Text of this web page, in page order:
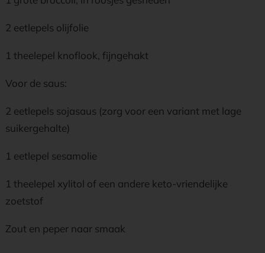
2 eetlepels olijfolie
1 theelepel knoflook, fijngehakt
Voor de saus:
2 eetlepels sojasaus (zorg voor een variant met lage
suikergehalte)
1 eetlepel sesamolie
1 theelepel xylitol of een andere keto-vriendelijke
zoetstof
Zout en peper naar smaak